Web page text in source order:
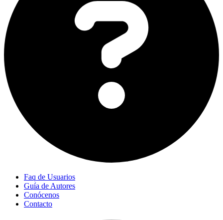
Faq de Usuarios
Guía de Autores
Conócenos
Contacto